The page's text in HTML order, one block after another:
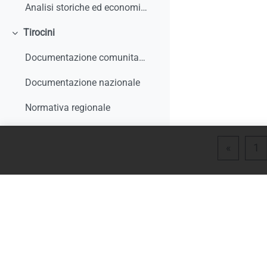
Analisi storiche ed economiche sulle origini dell'apprendistato e le sue trasformazioni
Minimizza
Tirocini
Documentazione comunitaria
Documentazione nazionale
Normativa regionale